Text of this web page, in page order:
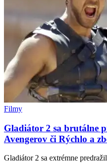
Filmy
Gladiátor 2 sa brutálne
Avengerov či Rýchlo a
Gladiátor 2 sa extrémne